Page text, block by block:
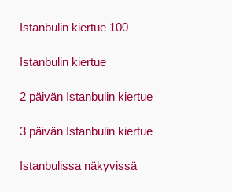
Istanbulin kiertue 100
Istanbulin kiertue
2 päivän Istanbulin kiertue
3 päivän Istanbulin kiertue
Istanbulissa näkyvissä